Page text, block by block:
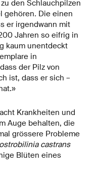
den Schlauchpilzen
gehören. Die einen
er irgendwann mit
Jahren so eifrig in
kaum unentdeckt
in
der Pilz von
ist, dass er sich –
Krankheiten und
Auge behalten, die
grössere Probleme
castrans
Blüten eines